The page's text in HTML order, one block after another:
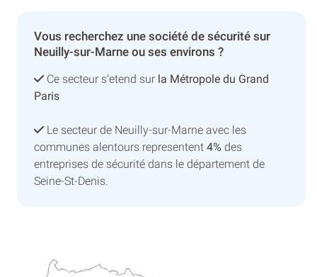
Vous recherchez une société de sécurité sur
Neuilly-sur-Marne ou ses environs ?
Ce secteur s’etend sur la Métropole du Grand
Paris
Le secteur de Neuilly-sur-Marne avec les
communes alentours representent 4% des
entreprises de sécurité dans le département de
Seine-St-Denis.